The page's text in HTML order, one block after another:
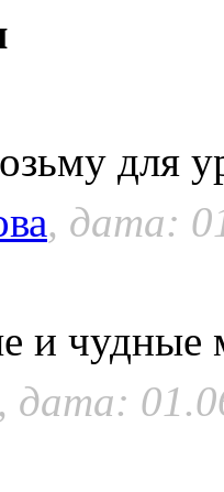
для
, дата:
и чудные
, дата: